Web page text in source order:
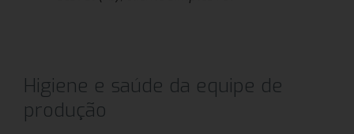
Higiene e saúde da equipe de
produção